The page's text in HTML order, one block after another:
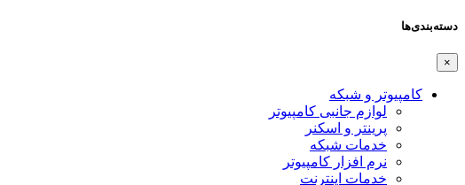
دسته‌بندی‌ها
×
کامپیوتر و شبکه
لوازم جانبی کامپیوتر
پرینتر و اسکنر
خدمات شبکه
نرم افزار کامپیوتر
خدمات اینترنت